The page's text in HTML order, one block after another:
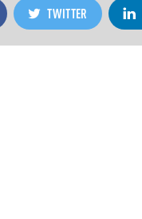
TWITTER